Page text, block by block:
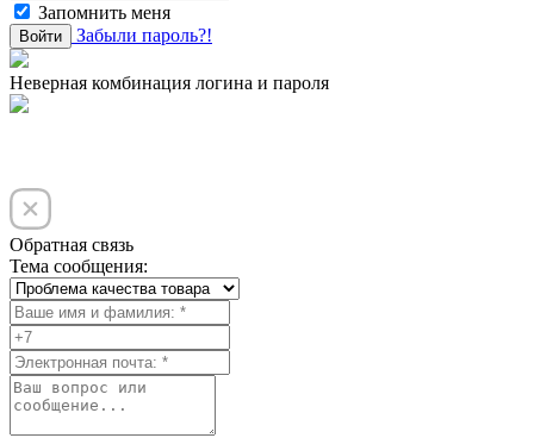
Запомнить меня
Войти Забыли пароль?!
Неверная комбинация логина и пароля
Обратная связь
Тема сообщения: